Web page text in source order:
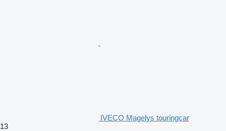
IVECO Magelys touringcar
13